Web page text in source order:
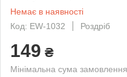
Немає в наявності
Код: EW-1032
Роздріб
149 ₴
Мінімальна сума